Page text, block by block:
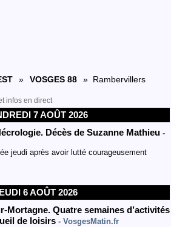
» VOSGES 88 » Rambervillers
infos en direct
7 AOÛT 2026
Décès de Suzanne Mathieu -
jeudi après avoir lutté courageusement
6 AOÛT 2026
Mortagne. Quatre semaines d’activités
de loisirs - VosgesMatin.fr